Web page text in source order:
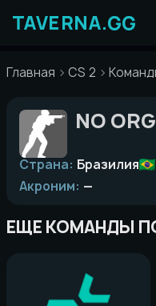
содержимому
Главная CS 2
NO ORG
Страна: Бразилия
Акроним: —
ЕЩЕ КОМАНДЫ